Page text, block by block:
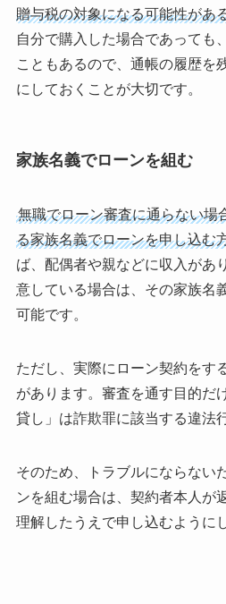
贈与税の対象になる可能性があ
自分で購入した場合であっても
こともあるので、通帳の履歴を
にしておくことが大切です。
家族名義でローンを組む
無職でローン審査に通らない場
る家族名義でローンを申し込む
ば、配偶者や親などに収入があ
意している場合は、その家族名
可能です。
ただし、実際にローン契約をす
があります。審査を通す目的だ
貸し」は詐欺罪に該当する違法
そのため、トラブルにならない
ンを組む場合は、契約者本人が
理解したうえで申し込むように